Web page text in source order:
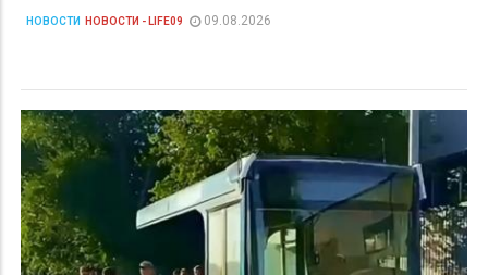
НОВОСТИ НОВОСТИ - LIFE09 09.08.2026